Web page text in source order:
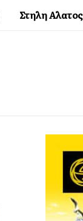
Στηλη Αλατος